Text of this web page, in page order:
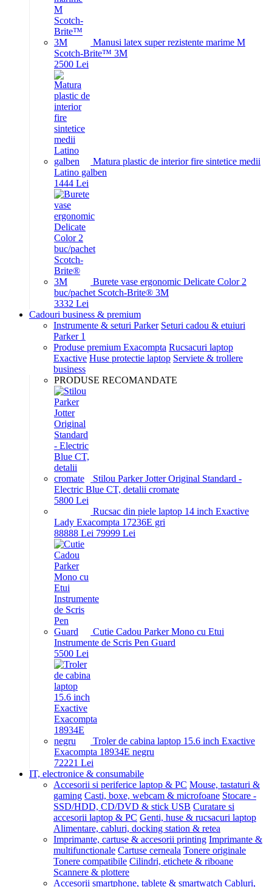
Manusi latex super rezistente marime M
Scotch-Brite™ 3M
2500 Lei
Matura plastic de interior fire sintetice medii
Latino galben
1444 Lei
Burete vase ergonomic Delicate Color 2
buc/pachet Scotch-Brite® 3M
3332 Lei
Cadouri business & premium
Instrumente & seturi Parker Seturi cadou & etuiuri
Parker 1
Produse premium Exacompta Rucsacuri laptop
Exactive Huse protectie laptop Serviete & trollere
business
PRODUSE RECOMANDATE
Stilou Parker Jotter Original Standard -
Electric Blue CT, detalii cromate
5800 Lei
Rucsac din piele laptop 14 inch Exactive
Lady Exacompta 17236E gri
88888 Lei 79999 Lei
Cutie Cadou Parker Mono cu Etui
Instrumente de Scris Pen Guard
5500 Lei
Troler de cabina laptop 15.6 inch Exactive
Exacompta 18934E negru
72221 Lei
IT, electronice & consumabile
Accesorii si periferice laptop & PC Mouse, tastaturi &
gaming Casti, boxe, webcam & microfoane Stocare -
SSD/HDD, CD/DVD & stick USB Curatare si
accesorii laptop & PC Genti, huse & rucsacuri laptop
Alimentare, cabluri, docking station & retea
Imprimante, cartuse & accesorii printing Imprimante &
multifunctionale Cartuse cerneala Tonere originale
Tonere compatibile Cilindri, etichete & riboane
Scannere & plottere
Accesorii smartphone, tablete & smartwatch Cabluri,